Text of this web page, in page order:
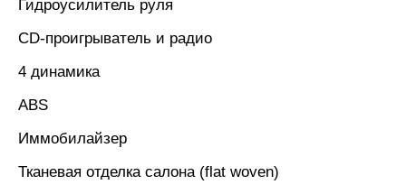
Гидроусилитель руля
CD-проигрыватель и радио
4 динамика
ABS
Иммобилайзер
Тканевая отделка салона (flat woven)